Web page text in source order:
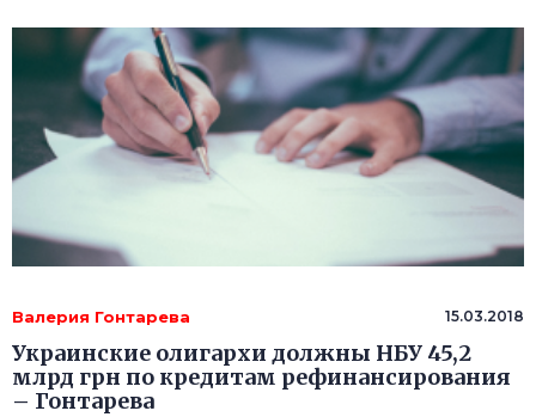
Валерия Гонтарева 15.03.2018
Украинские олигархи должны НБУ 45,2
млрд грн по кредитам рефинансирования
– Гонтарева